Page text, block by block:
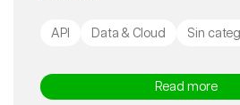
API Data & Cloud Sin
Read more